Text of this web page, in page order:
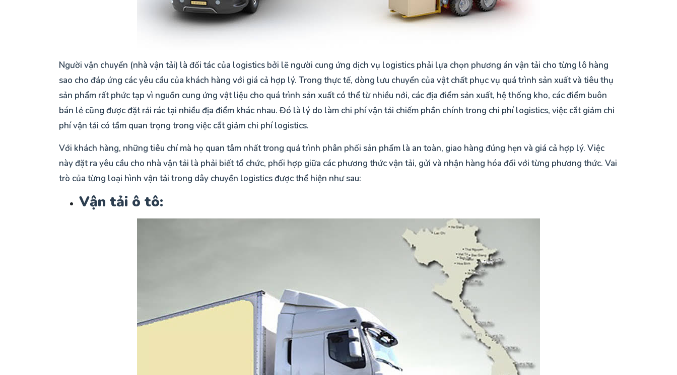
Người vận chuyển (nhà vận tải) là đối tác của logistics bởi lẽ người cung ứng dịch vụ logistics phải lựa chọn phương án vận tải cho từng lô hàng
sao cho đáp ứng các yêu cầu của khách hàng với giá cả hợp lý. Trong thực tế, dòng lưu chuyển của vật chất phục vụ quá trình sản xuất và tiêu thụ
sản phẩm rất phức tạp vì nguồn cung ứng vật liệu cho quá trình sản xuất có thể từ nhiều nới, các địa điểm sản xuất, hệ thống kho, các điểm buôn
bán lẻ cũng được đặt rải rác tại nhiều địa điểm khác nhau. Đó là lý do làm chi phí vận tải chiếm phần chính trong chi phí logistics, việc cắt giảm chi
phí vận tải có tầm quan trọng trong việc cắt giảm chi phí logistics.
Với khách hàng, những tiêu chí mà họ quan tâm nhất trong quá trình phân phối sản phẩm là an toàn, giao hàng đúng hẹn và giá cả hợp lý. Việc
này đặt ra yêu cầu cho nhà vận tải là phải biết tổ chức, phối hợp giữa các phương thức vận tải, gửi và nhận hàng hóa đối với từng phương thức. Vai
trò của từng loại hình vận tải trong dây chuyền logistics được thể hiện như sau:
Vận tải ô tô: